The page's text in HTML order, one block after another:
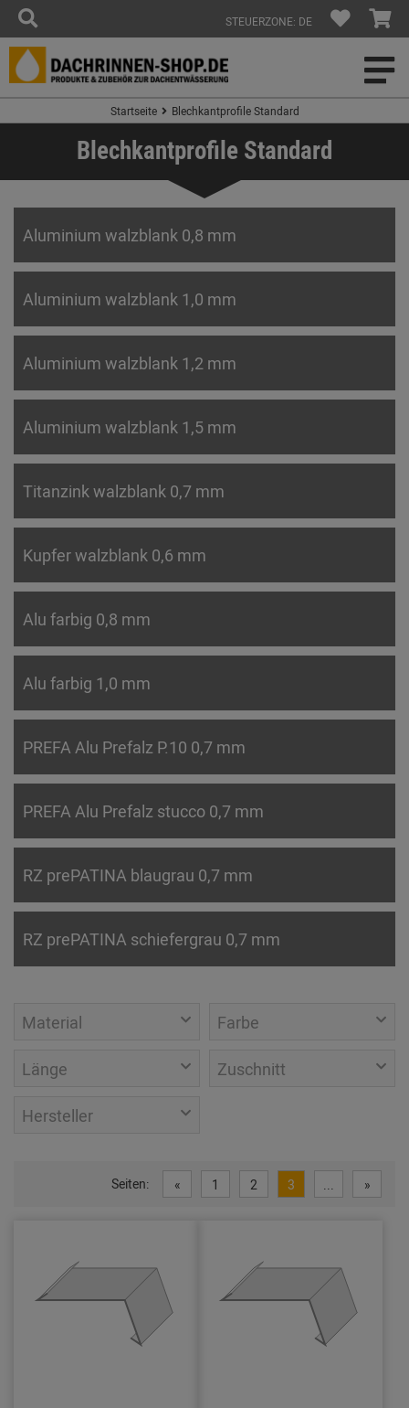
STEUERZONE: DE
Startseite Blechkantprofile Standard
Blechkantprofile Standard
Aluminium walzblank 0,8 mm
Aluminium walzblank 1,0 mm
Aluminium walzblank 1,2 mm
Aluminium walzblank 1,5 mm
Titanzink walzblank 0,7 mm
Kupfer walzblank 0,6 mm
Alu farbig 0,8 mm
Alu farbig 1,0 mm
PREFA Alu Prefalz P.10 0,7 mm
PREFA Alu Prefalz stucco 0,7 mm
RZ prePATINA blaugrau 0,7 mm
RZ prePATINA schiefergrau 0,7 mm
Material Farbe
Länge Zuschnitt
Hersteller
Seiten: « 1 2 3 ... »